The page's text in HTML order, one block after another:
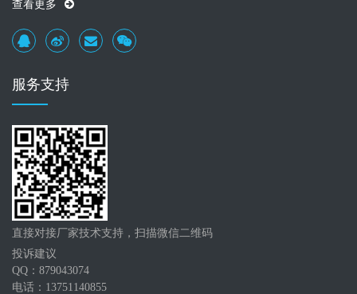
查看更多
服务支持
直接对接厂家技术支持，扫描微信二维码
投诉建议
QQ：879043074
电话：13751140855